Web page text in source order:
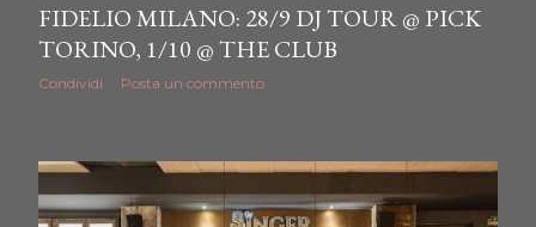
FIDELIO MILANO: 28/9 DJ TOUR @ PICK
TORINO, 1/10 @ THE CLUB
Condividi Posta un commento